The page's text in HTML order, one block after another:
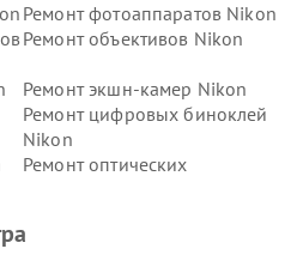
Ремонт фотоаппаратов Nikon
Ремонт объективов Nikon
Ремонт экшн-камер Nikon
Ремонт цифровых биноклей
Nikon
Ремонт оптических